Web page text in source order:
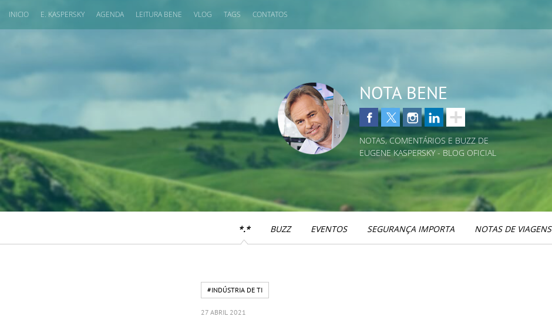
INICIO E. KASPERSKY AGENDA LEITURA BENE VLOG TAGS CONTATOS
NOTA BENE
NOTAS, COMENTÁRIOS E BUZZ DE
EUGENE KASPERSKY - BLOG OFICIAL
*.* BUZZ EVENTOS SEGURANÇA IMPORTA NOTAS DE VIAGENS
#INDÚSTRIA DE TI
27 ABRIL 2021